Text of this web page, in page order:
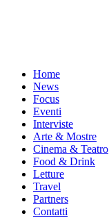
Home
News
Focus
Eventi
Interviste
Arte & Mostre
Cinema & Teatro
Food & Drink
Letture
Travel
Partners
Contatti